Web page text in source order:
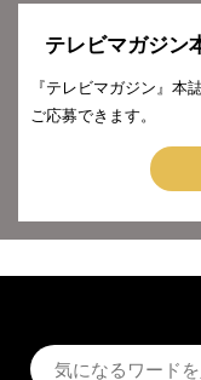
テレビマガジン
『テレビマガジン』本
ご応募できます。